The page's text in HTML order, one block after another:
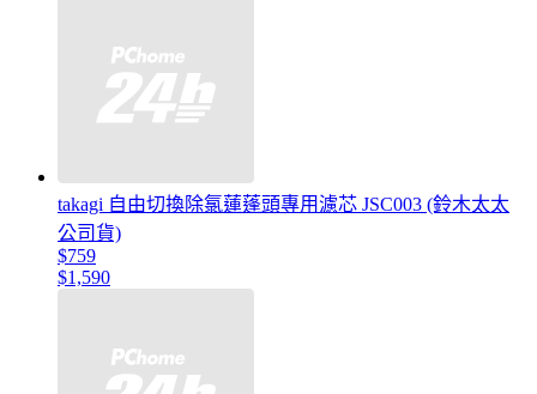
takagi 自由切換除氯蓮蓬頭專用濾芯 JSC003 (鈴木太太
公司貨)
$759
$1,590